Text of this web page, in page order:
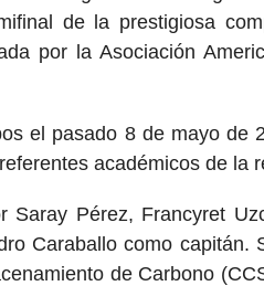
de la prestigiosa
por la Asociación
el pasado 8 de mayo de
académicos de la
Saray Pérez, Francyret
Caraballo como capitán.
de Carbono